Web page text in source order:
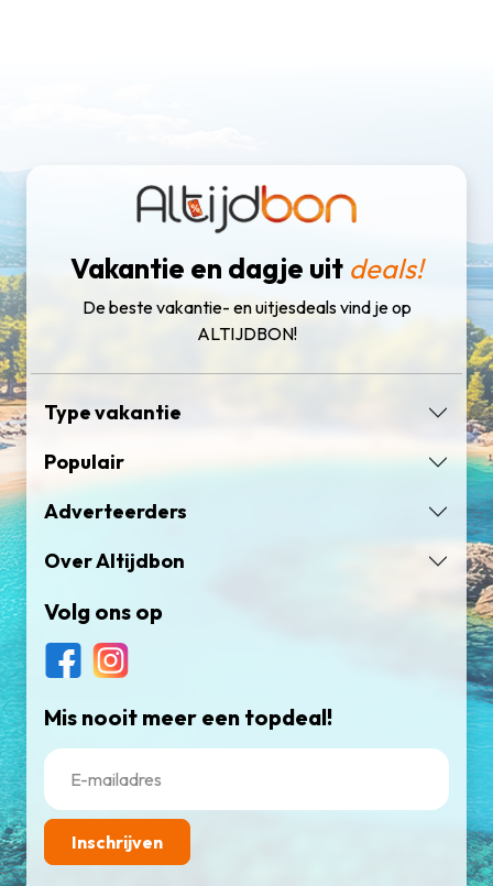
Vakantie en dagje uit deals!
De beste vakantie- en uitjesdeals vind je op
ALTIJDBON!
Type vakantie
Populair
Adverteerders
Over Altijdbon
Volg ons op
Mis nooit meer een topdeal!
Inschrijven